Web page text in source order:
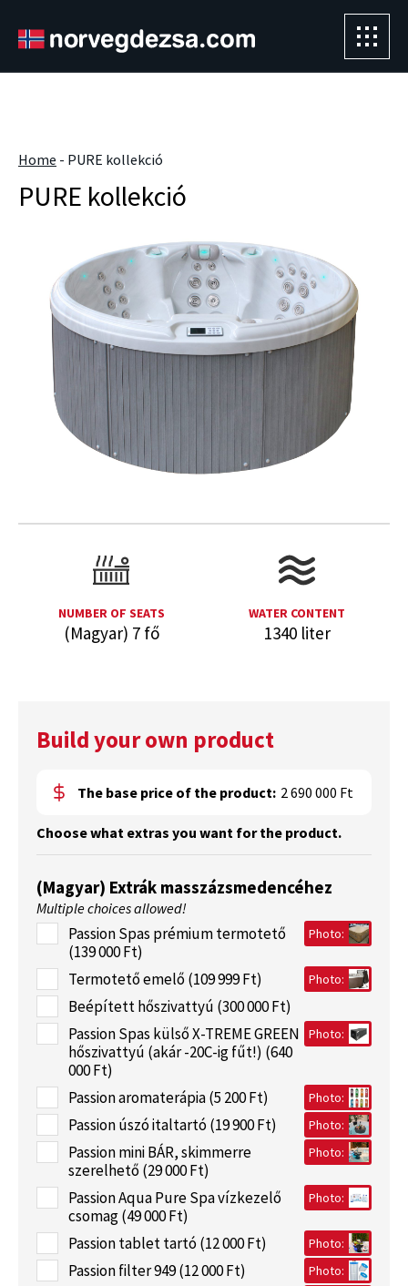
" />
Home - PURE kollekció
PURE kollekció
Build your own product
The base price of the product: 2 690 000 Ft
Choose what extras you want for the product.
(Magyar) Extrák masszázsmedencéhez
Multiple choices allowed!
Passion Spas prémium termotető
(139 000 Ft)
Photo:
Termotető emelő (109 999 Ft) Photo:
Beépített hőszivattyú (300 000 Ft)
Passion Spas külső X-TREME GREEN
hőszivattyú (akár -20C-ig fűt!) (640
000 Ft)
Photo:
Passion aromaterápia (5 200 Ft) Photo:
Passion úszó italtartó (19 900 Ft) Photo:
Passion mini BÁR, skimmerre
szerelhető (29 000 Ft)
Photo:
Passion Aqua Pure Spa vízkezelő
csomag (49 000 Ft)
Photo:
Passion tablet tartó (12 000 Ft) Photo:
Passion filter 949 (12 000 Ft) Photo:
NUMBER OF SEATS
(Magyar) 7 fő
WATER CONTENT
1340 liter